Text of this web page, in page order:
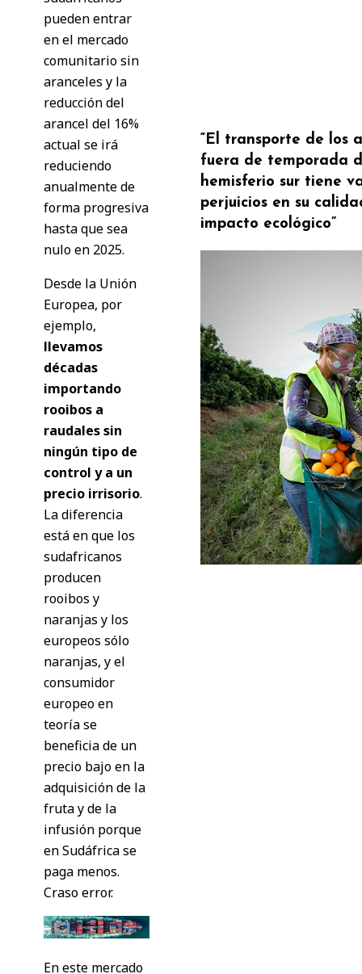
pueden entrar
en el mercado
comunitario sin
aranceles y la
reducción del
arancel del 16%
actual se irá
reduciendo
anualmente de
forma progresiva
hasta que sea
nulo en 2025.
Desde la Unión
Europea, por
ejemplo,
llevamos
décadas
importando
rooibos a
raudales sin
ningún tipo de
control y a un
precio irrisorio.
La diferencia
está en que los
sudafricanos
producen
rooibos y
naranjas y los
europeos sólo
naranjas, y el
consumidor
europeo en
teoría se
beneficia de un
precio bajo en la
adquisición de la
fruta y de la
infusión porque
en Sudáfrica se
paga menos.
Craso error.
En este mercado
“El transporte de los
fuera de temporada
hemisferio sur tiene
perjuicios en su
impacto ecológico”